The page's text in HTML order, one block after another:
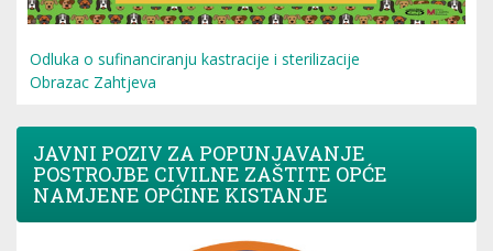
Odluka o sufinanciranju kastracije i sterilizacije
Obrazac Zahtjeva
JAVNI POZIV ZA POPUNJAVANJE
POSTROJBE CIVILNE ZAŠTITE OPĆE
NAMJENE OPĆINE KISTANJE